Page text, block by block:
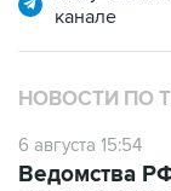
канале
НОВОСТИ ПО
6 августа 15:54
Ведомства